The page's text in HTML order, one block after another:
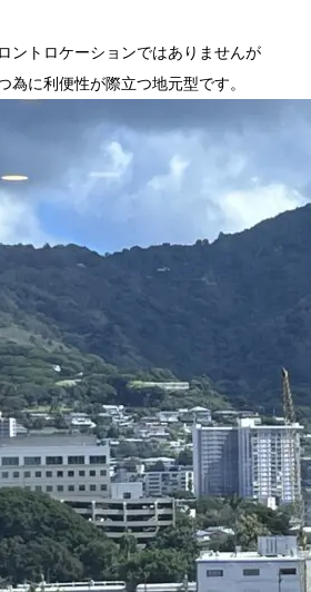
ントロケーションではありませんが
為に利便性が際立つ地元型です。